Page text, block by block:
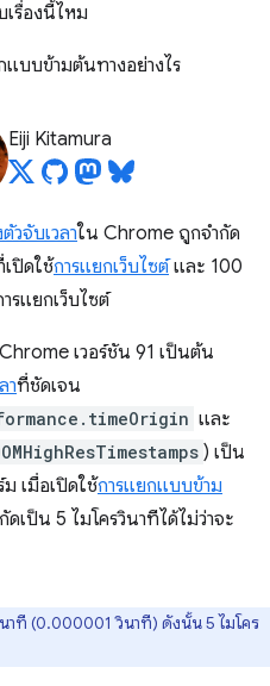
เรื่องนี้ไหม
แบบข้ามต้นทางอย่างไร
Eiji Kitamura
วจับเวลาใน Chrome ถูกจำกัด
ปิดใช้การแยกเว็บไซต์และ 100
รแยกเว็บไซต์
เวอร์ชัน 91 เป็นต้น
าที่ชัดเจน
และ
) เป็น
เมื่อเปิดใช้การแยกแบบข้าม
เป็น 5 ไมโครวินาทีได้ไม่ว่าจะ
าที (0.000001 วินาที) ดังนั้น 5 ไมโคร